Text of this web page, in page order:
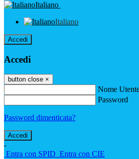
Italiano
Italiano
Accedi
Accedi
button close ×
Nome
Password
Password dimenticata?
-
Entra con SPID Entra con CIE